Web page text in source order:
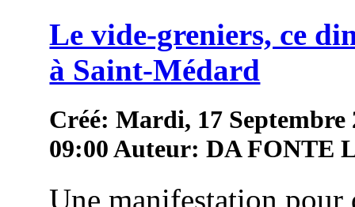
Le vide-greniers, ce
à Saint-Médard
Créé: Mardi, 17 Septembre
09:00Auteur: DA FONTE
Une manifestation pour